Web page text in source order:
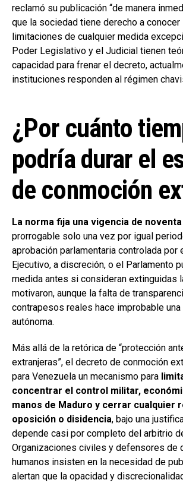
reclamó su publicación “de manera
que la sociedad tiene derecho a
limitaciones de cualquier medida
Poder Legislativo y el Judicial tienen
capacidad para frenar el decreto,
instituciones responden al régimen
¿Por cuánto
podría durar el
de conmoción
La norma fija una vigencia de
prorrogable solo una vez por igual
aprobación parlamentaria controlada por
Ejecutivo, a discreción, o el Parlamento
medida antes si consideran extinguidas
motivaron, aunque la falta de
contrapesos reales hace improbable
autónoma.
Más allá de la retórica de “protección
extranjeras”, el decreto de conmoción
para Venezuela un mecanismo para
concentrar el control militar,
manos de Maduro y cerrar cualquier
oposición o disidencia, bajo una
depende casi por completo del arbitrio
Organizaciones civiles y defensores de
humanos insisten en la necesidad de
alertan que la opacidad y